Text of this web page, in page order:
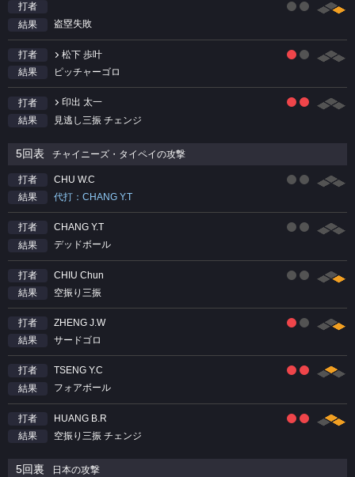
打者
結果
盗塁失敗
打者
松下 歩叶
結果
ピッチャーゴロ
打者
印出 太一
結果
見逃し三振 チェンジ
5回表 チャイニーズ・タイペイの攻撃
打者
CHU W.C
結果
代打：CHANG Y.T
打者
CHANG Y.T
結果
デッドボール
打者
CHIU Chun
結果
空振り三振
打者
ZHENG J.W
結果
サードゴロ
打者
TSENG Y.C
結果
フォアボール
打者
HUANG B.R
結果
空振り三振 チェンジ
5回裏 日本の攻撃